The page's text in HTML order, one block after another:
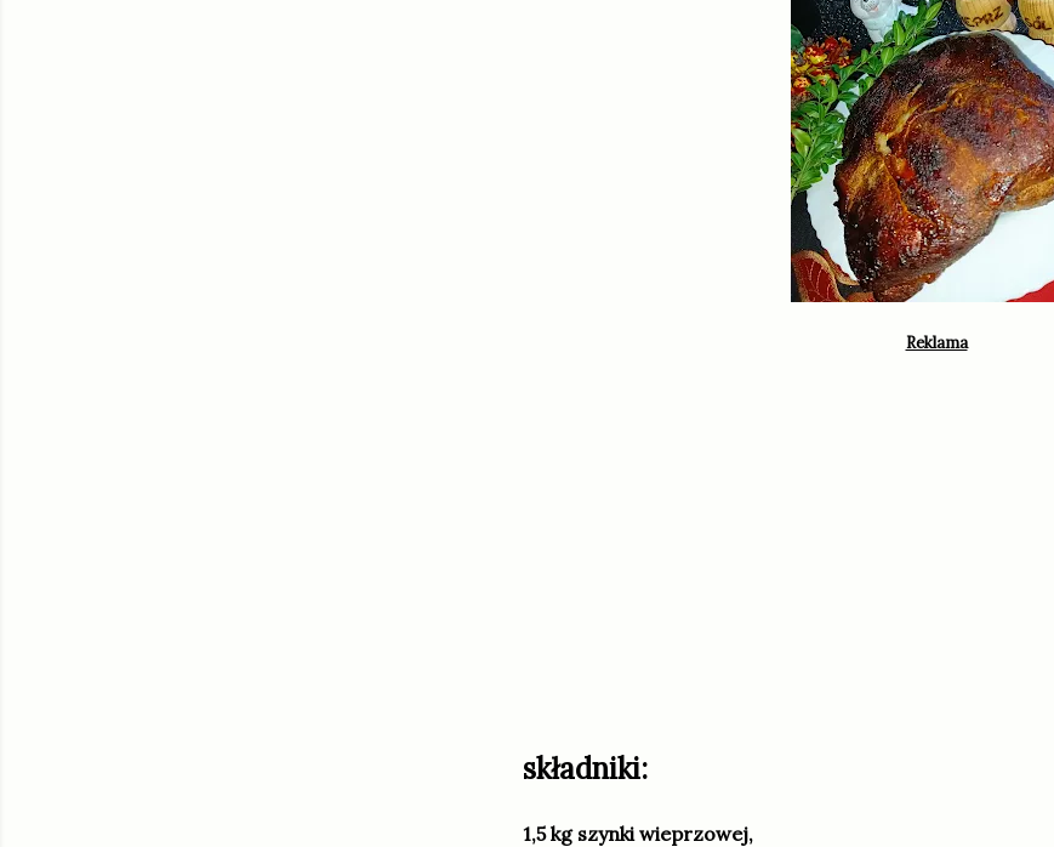
składniki:
1,5 kg szynki wieprzowej,